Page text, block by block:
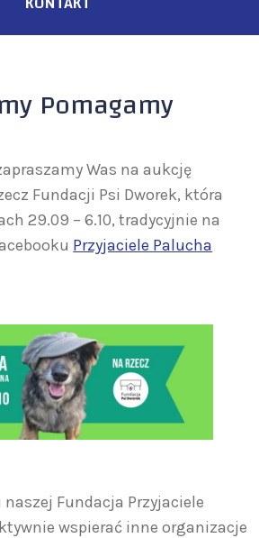
Pomagamy
Was na aukcję
Fundacji Psi Dworek, która
29.09 – 6.10, tradycyjnie na
Przyjaciele Palucha
Fundacja Przyjaciele
wspierać inne organizacje